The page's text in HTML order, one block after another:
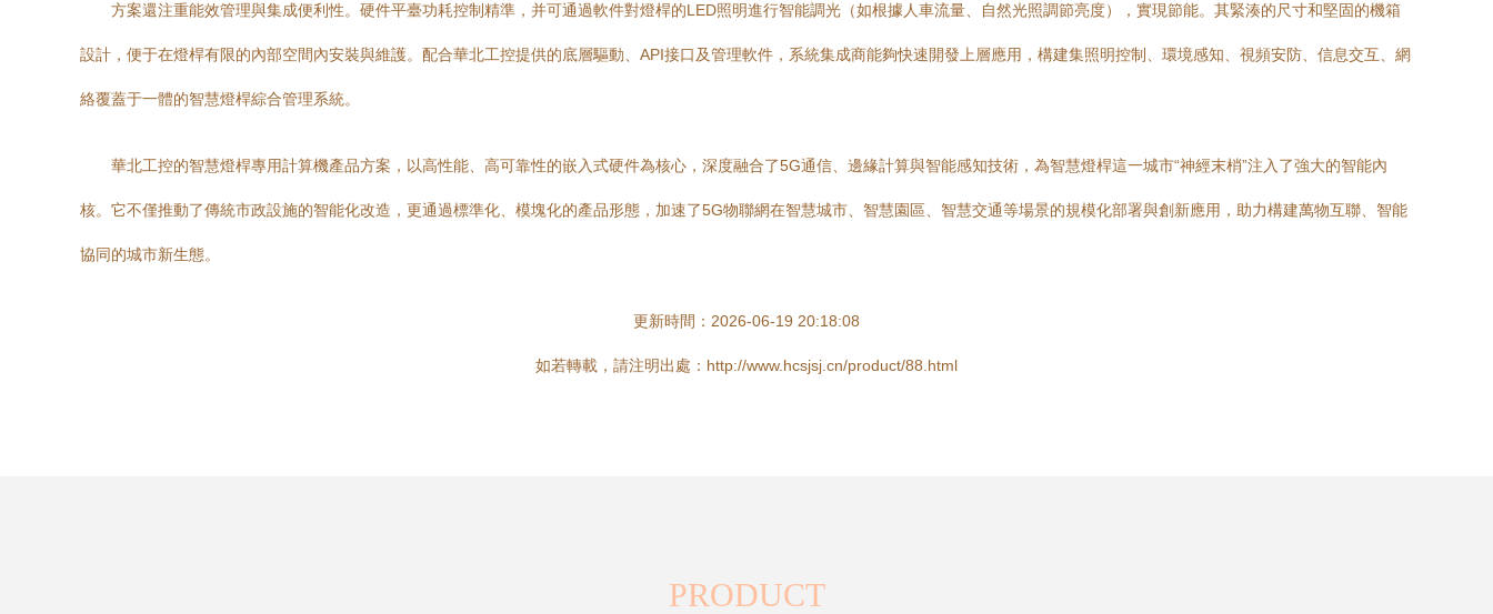
方案還注重能效管理與集成便利性。硬件平臺功耗控制精準，并可通過軟件對燈桿的LED照明進行智能調光（如根據人車流量、自然光照調節亮度），實現節能。其緊湊的尺寸和堅固的機箱
設計，便于在燈桿有限的內部空間內安裝與維護。配合華北工控提供的底層驅動、API接口及管理軟件，系統集成商能夠快速開發上層應用，構建集照明控制、環境感知、視頻安防、信息交互、網
絡覆蓋于一體的智慧燈桿綜合管理系統。
華北工控的智慧燈桿專用計算機產品方案，以高性能、高可靠性的嵌入式硬件為核心，深度融合了5G通信、邊緣計算與智能感知技術，為智慧燈桿這一城市“神經末梢”注入了強大的智能內
核。它不僅推動了傳統市政設施的智能化改造，更通過標準化、模塊化的產品形態，加速了5G物聯網在智慧城市、智慧園區、智慧交通等場景的規模化部署與創新應用，助力構建萬物互聯、智能
協同的城市新生態。
更新時間：2026-06-19 20:18:08
如若轉載，請注明出處：http://www.hcsjsj.cn/product/88.html
PRODUCT